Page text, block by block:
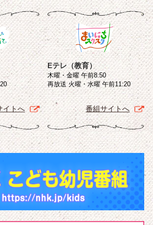
イトへ
Eテレ（教育）
木曜・金曜 午前8:50
再放送 火曜・水曜 午前11:20
番組サイトへ